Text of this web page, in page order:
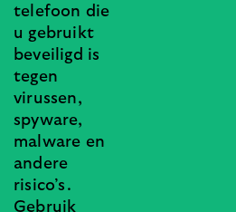
telefoon die
u gebruikt
beveiligd is
tegen
virussen,
spyware,
malware en
andere
risico’s.
Gebruik